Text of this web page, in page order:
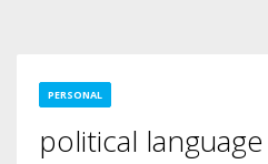
PERSONAL
political language